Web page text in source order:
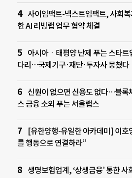
사이임팩트-넥스트임팩트, 사회복
한 AI 리빙랩 업무 협약 체결
아시아ㆍ태평양 난제 푸는 스타트
다리…국제기구·재단·투자사 뭉쳤다
신원이 없으면 신용도 없다…블록
스 금융 소외 푸는 서울랩스
[유한양행-유일한 아카데미] 이호
를 행동으로 연결하라”
생명보험업계, ‘상생금융’ 통한 사